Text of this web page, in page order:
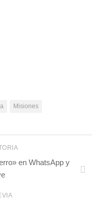
Misiones
en WhatsApp y